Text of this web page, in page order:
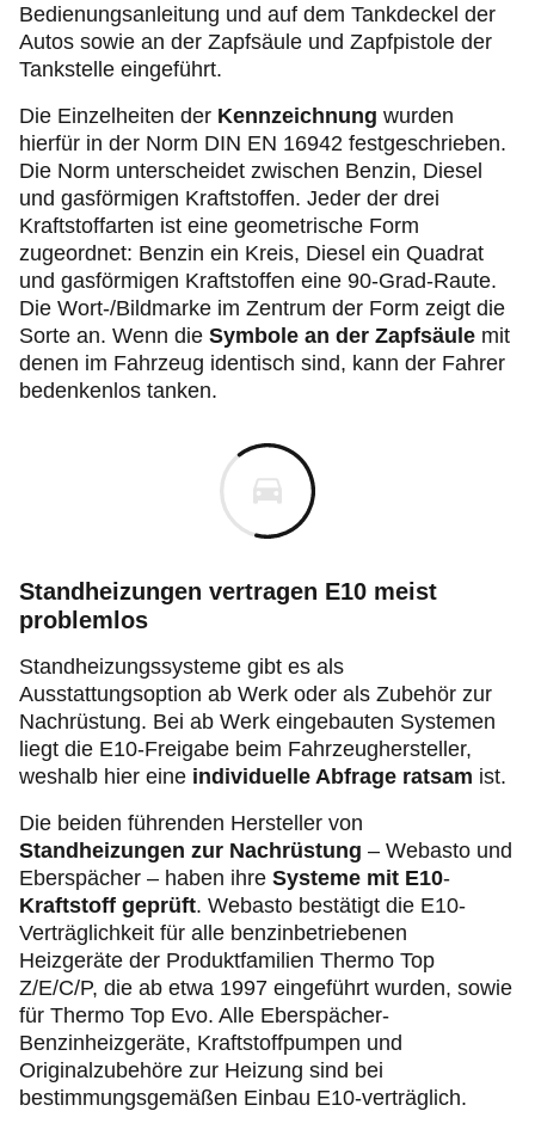
Bedienungsanleitung und auf dem Tankdeckel der
Autos sowie an der Zapfsäule und Zapfpistole der
Tankstelle eingeführt.
Die Einzelheiten der Kennzeichnung wurden
hierfür in der Norm DIN EN 16942 festgeschrieben.
Die Norm unterscheidet zwischen Benzin, Diesel
und gasförmigen Kraftstoffen. Jeder der drei
Kraftstoffarten ist eine geometrische Form
zugeordnet: Benzin ein Kreis, Diesel ein Quadrat
und gasförmigen Kraftstoffen eine 90-Grad-Raute.
Die Wort-/Bildmarke im Zentrum der Form zeigt die
Sorte an. Wenn die Symbole an der Zapfsäule mit
denen im Fahrzeug identisch sind, kann der Fahrer
bedenkenlos tanken.
Standheizungen vertragen E10 meist
problemlos
Standheizungssysteme gibt es als
Ausstattungsoption ab Werk oder als Zubehör zur
Nachrüstung. Bei ab Werk eingebauten Systemen
liegt die E10-Freigabe beim Fahrzeughersteller,
weshalb hier eine individuelle Abfrage ratsam ist.
Die beiden führenden Hersteller von
Standheizungen zur Nachrüstung – Webasto und
Eberspächer – haben ihre Systeme mit E10-
Kraftstoff geprüft. Webasto bestätigt die E10-
Verträglichkeit für alle benzinbetriebenen
Heizgeräte der Produktfamilien Thermo Top
Z/E/C/P, die ab etwa 1997 eingeführt wurden, sowie
für Thermo Top Evo. Alle Eberspächer-
Benzinheizgeräte, Kraftstoffpumpen und
Originalzubehöre zur Heizung sind bei
bestimmungsgemäßen Einbau E10-verträglich.